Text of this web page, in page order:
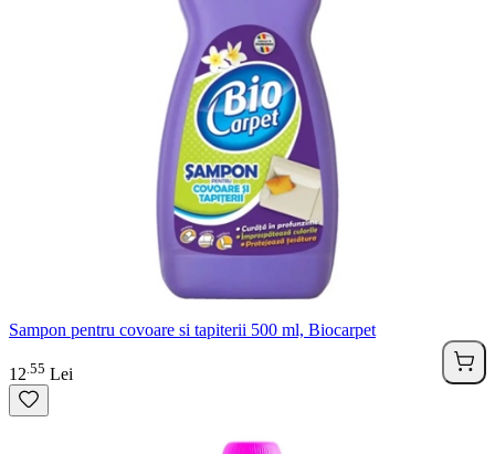
Sampon pentru covoare si tapiterii 500 ml, Biocarpet
12 55 Lei